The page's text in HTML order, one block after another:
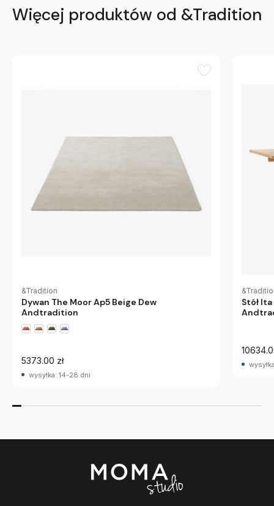
Więcej produktów od &Tradition
&Tradition
Dywan The Moor Ap5 Beige Dew
Andtradition
5373.00 zł
wysyłka: 14-28 dni
Stół